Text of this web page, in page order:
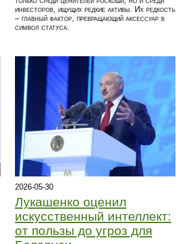
инвесторов, ищущих редкие активы. Их редкость
– главный фактор, превращающий аксессуар в
символ статуса.
2026-05-30
Лукашенко оценил
искусственный интеллект:
от пользы до угроз для